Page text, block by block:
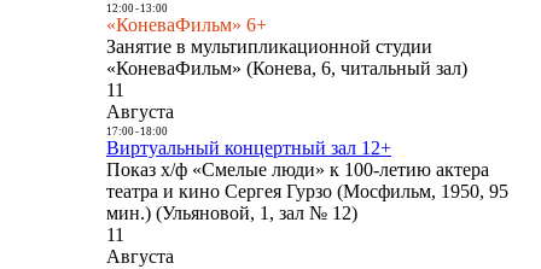
12:00- 13:00
«КоневаФильм» 6+
Занятие в мультипликационной студии
«КоневаФильм» (Конева, 6, читальный зал)
11
Августа
17:00- 18:00
Виртуальный концертный зал 12+
Показ х/ф «Смелые люди» к 100-летию актера
театра и кино Сергея Гурзо (Мосфильм, 1950, 95
мин.) (Ульяновой, 1, зал № 12)
11
Августа